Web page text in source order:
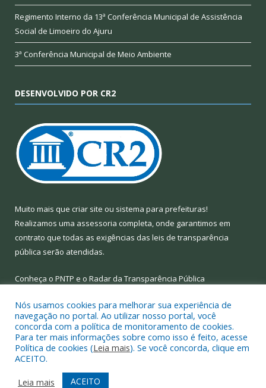
Regimento Interno da 13ª Conferência Municipal de Assistência
Social de Limoeiro do Ajuru
3ª Conferência Municipal de Meio Ambiente
DESENVOLVIDO POR CR2
Muito mais que criar site ou sistema para prefeituras!
Realizamos uma assessoria completa, onde garantimos em
contrato que todas as exigências das leis de transparência
pública serão atendidas.
Conheça o PNTP e o Radar da Transparência Pública
Todos os direitos reservados a Prefeitura Municipal de Limoeiro
do Ajuru.
Mapa do Site
Acessar Área Administrativa
Nós usamos cookies para melhorar sua experiência de
navegação no portal. Ao utilizar nosso portal, você
concorda com a política de monitoramento de cookies.
Para ter mais informações sobre como isso é feito, acesse
Política de cookies (Leia mais). Se você concorda, clique em
ACEITO.
Leia mais
ACEITO